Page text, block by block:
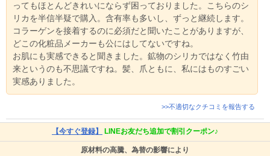
ってもほとんどきれいにならず困っておりました。こちらのシ
リカを半信半疑で購入。含有率も多いし、ずっと継続します。
コラーゲンを接着するのに必須だと聞いたことがありますが、
どこの化粧品メーカーも公にはしてないですね。
お肌にも実感できると聞きました。鉱物のシリカではなく竹由
来というのも不思議ですね。髪、爪ともに、私にはものすごい
実感ありました。
>>不適切なクチコミを報告する
【今すぐ登録】 LINEお友だち追加で割引クーポン♪
原材料の高騰、為替の影響により